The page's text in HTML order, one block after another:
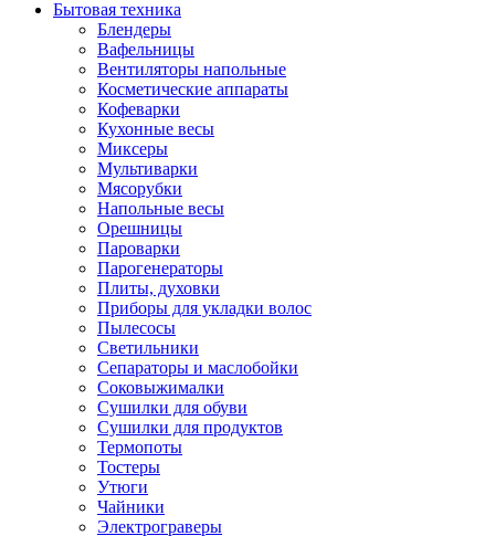
Бытовая техника
Блендеры
Вафельницы
Вентиляторы напольные
Косметические аппараты
Кофеварки
Кухонные весы
Миксеры
Мультиварки
Мясорубки
Напольные весы
Орешницы
Пароварки
Парогенераторы
Плиты, духовки
Приборы для укладки волос
Пылесосы
Светильники
Сепараторы и маслобойки
Соковыжималки
Сушилки для обуви
Сушилки для продуктов
Термопоты
Тостеры
Утюги
Чайники
Электрограверы